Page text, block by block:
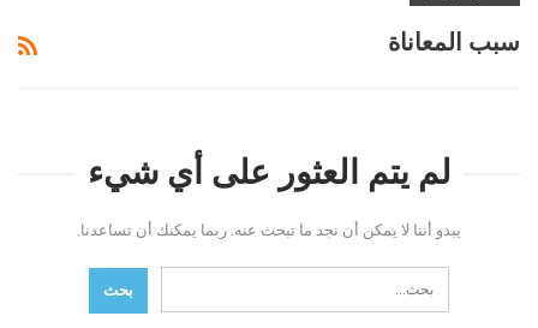
سبب المعاناة
لم يتم العثور على أي شيء
يبدو أننا لا يمكن أن نجد ما تبحث عنه. ربما يمكنك أن تساعدنا.